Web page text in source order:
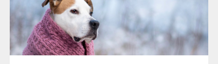
ELOLVASOM